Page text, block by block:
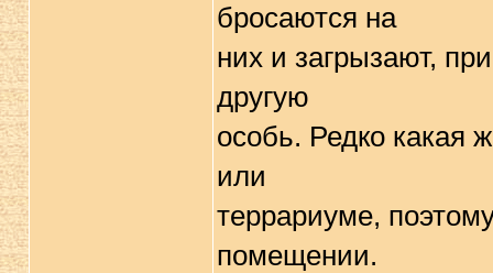
бросаются на
них и загрызают,
другую
особь. Редко какая
или
террариуме,
помещении.